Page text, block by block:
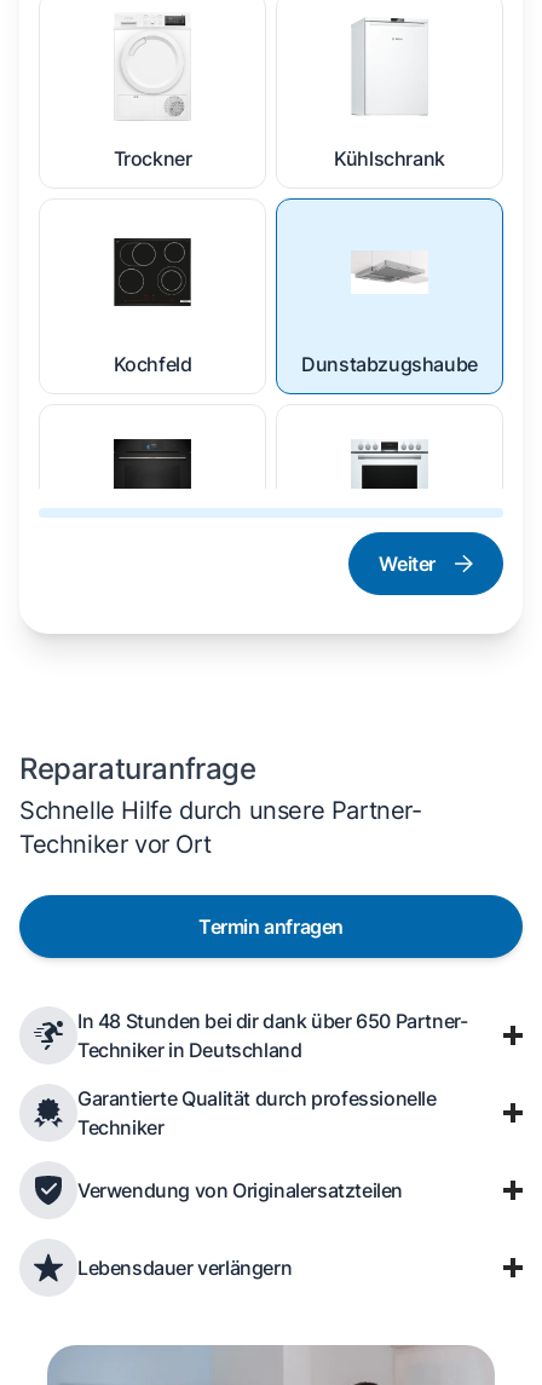
Trockner Kühlschrank
Kochfeld Dunstabzugshaube
Herd und Backofen
Weiter
Reparaturanfrage
Schnelle Hilfe durch unsere Partner-
Techniker vor Ort
Termin anfragen
In 48 Stunden bei dir dank über 650 Partner-
Techniker in Deutschland
Garantierte Qualität durch professionelle
Techniker
Verwendung von Originalersatzteilen
Lebensdauer verlängern